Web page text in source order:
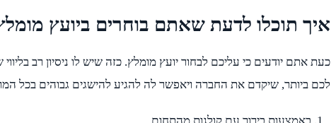
איך תוכלו לדעת שאתם בוחרים ביועץ
לכם ביותר, שיקדם את החברה ויאפשר לה להגיע להישגים גבוהים בכל המובנים. להלן 3